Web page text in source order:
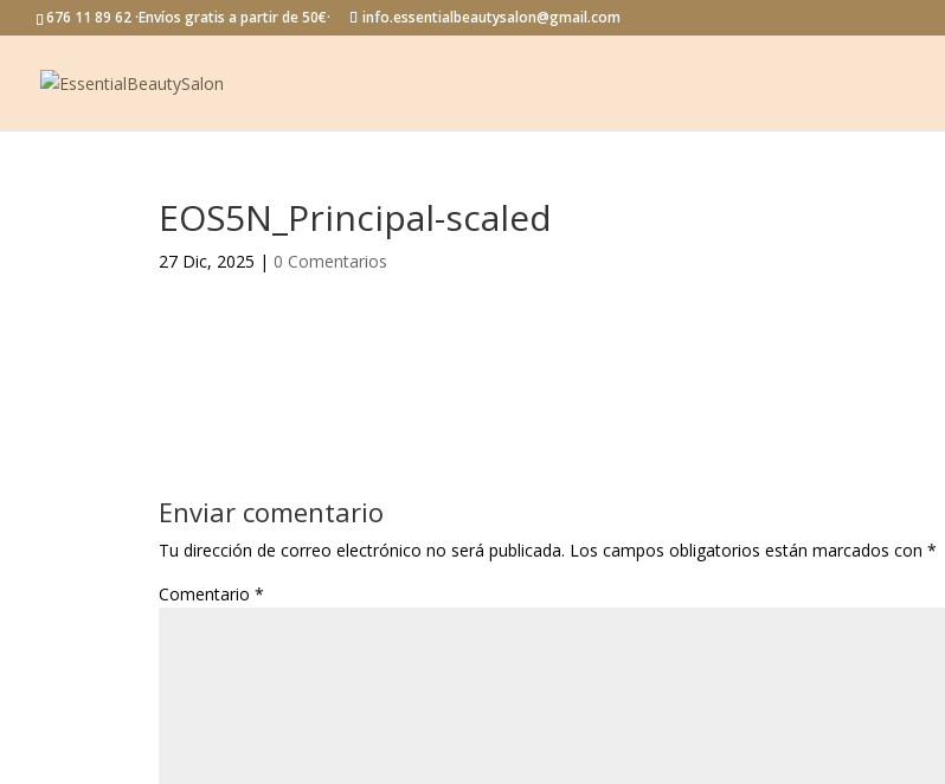
676 11 89 62 ·Envíos gratis a partir de 50€· info.essentialbeautysalon@gmail.com
EOS5N_Principal-scaled
27 Dic, 2025 | 0 Comentarios
Enviar comentario
Tu dirección de correo electrónico no será publicada. Los campos obligatorios están marcados con*
Comentario*